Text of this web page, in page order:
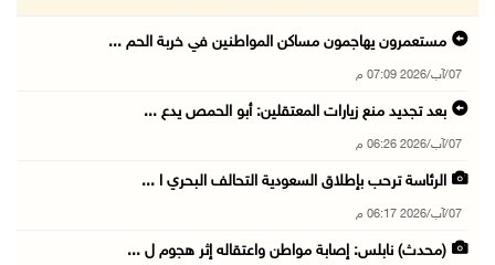
مستعمرون يهاجمون مساكن المواطنين في خربة الحم ...
07/آب/2026 07:09 م
بعد تجديد منع زيارات المعتقلين: أبو الحمص يدع ...
07/آب/2026 06:26 م
الرئاسة ترحب بإطلاق السعودية التحالف البحري ا ...
07/آب/2026 06:17 م
(محدث) نابلس: إصابة مواطن واعتقاله إثر هجوم ل ...